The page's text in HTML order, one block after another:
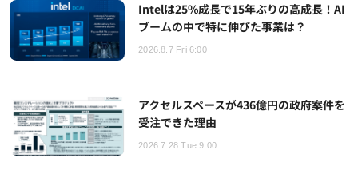
Intelは25%成長で15年ぶりの高成長！AI
ブームの中で特に伸びた事業は？
2026.8.7 Fri 6:00
アクセルスペースが436億円の政府案件を
受注できた理由
2026.7.28 Tue 9:00